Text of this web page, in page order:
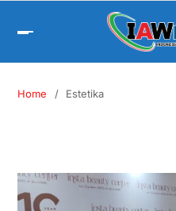
Home Estetika